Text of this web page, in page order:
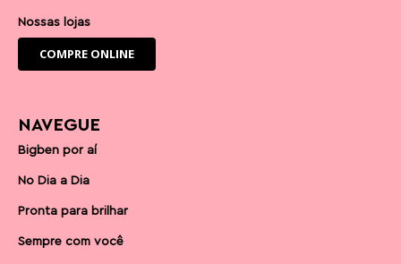
NAVEGUE
Bigben por aí
No Dia a Dia
Pronta para brilhar
Sempre com você
Nossas lojas
COMPRE ONLINE